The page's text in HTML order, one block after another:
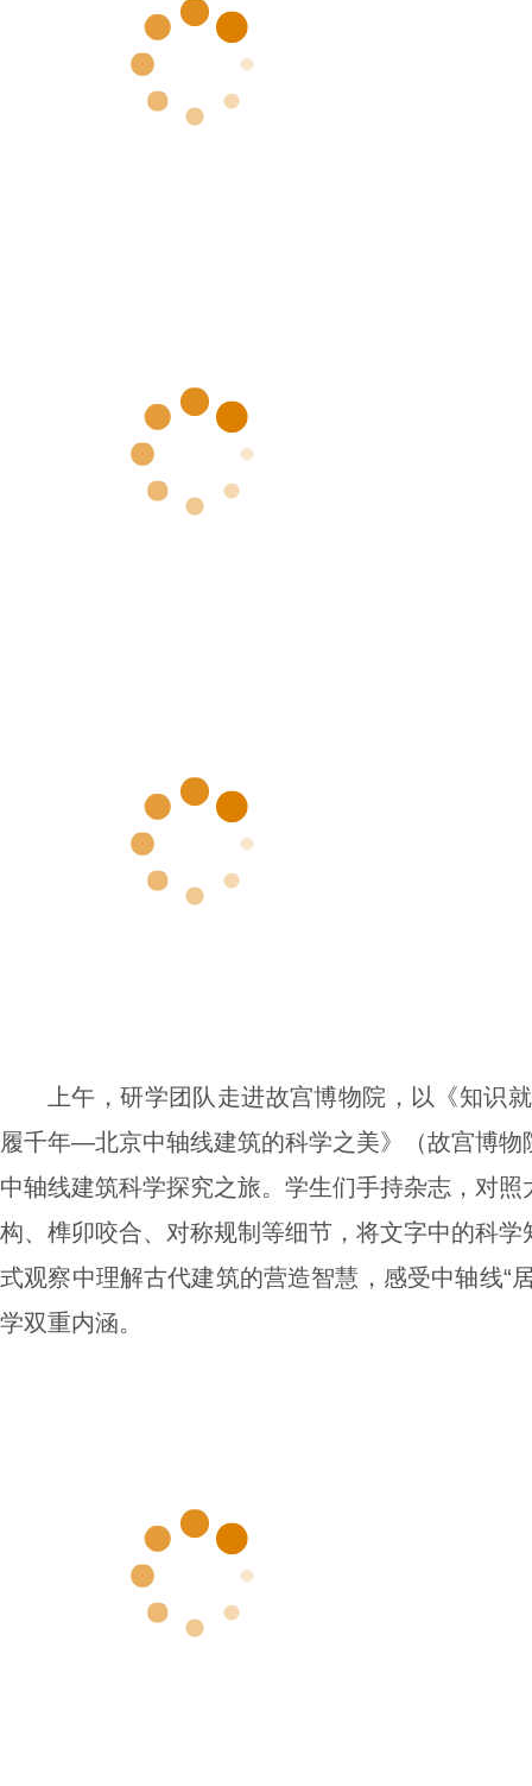
上午，研学团队走进故宫博物院，以《知识
履千年—北京中轴线建筑的科学之美》（故宫博物
中轴线建筑科学探究之旅。学生们手持杂志，对
构、榫卯咬合、对称规制等细节，将文字中的科
式观察中理解古代建筑的营造智慧，感受中轴线“
学双重内涵。